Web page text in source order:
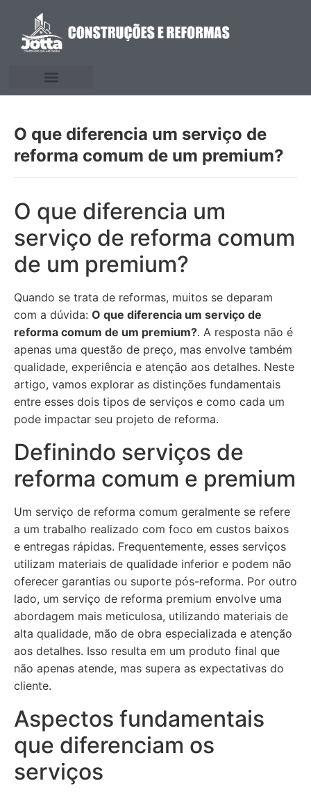
O que diferencia um serviço de
reforma comum de um premium?
O que diferencia um
serviço de reforma comum
de um premium?
Quando se trata de reformas, muitos se deparam
com a dúvida: O que diferencia um serviço de
reforma comum de um premium?. A resposta não é
apenas uma questão de preço, mas envolve também
qualidade, experiência e atenção aos detalhes. Neste
artigo, vamos explorar as distinções fundamentais
entre esses dois tipos de serviços e como cada um
pode impactar seu projeto de reforma.
Definindo serviços de
reforma comum e premium
Um serviço de reforma comum geralmente se refere
a um trabalho realizado com foco em custos baixos
e entregas rápidas. Frequentemente, esses serviços
utilizam materiais de qualidade inferior e podem não
oferecer garantias ou suporte pós-reforma. Por outro
lado, um serviço de reforma premium envolve uma
abordagem mais meticulosa, utilizando materiais de
alta qualidade, mão de obra especializada e atenção
aos detalhes. Isso resulta em um produto final que
não apenas atende, mas supera as expectativas do
cliente.
Aspectos fundamentais
que diferenciam os
serviços